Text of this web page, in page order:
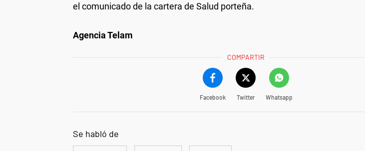
el comunicado de la cartera de Salud porteña.
Agencia Telam
COMPARTIR
Facebook Twitter Whatsapp
Se habló de